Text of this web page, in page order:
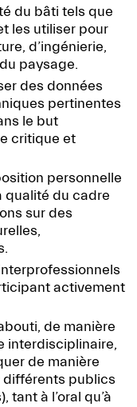
du bâti tels que
les utiliser pour
d’ingénierie,
paysage.
des données
pertinentes
le but
critique et
personnelle
qualité du cadre
sur des
activement
de manière
interdisciplinaire,
de manière
publics
à l’oral qu’à